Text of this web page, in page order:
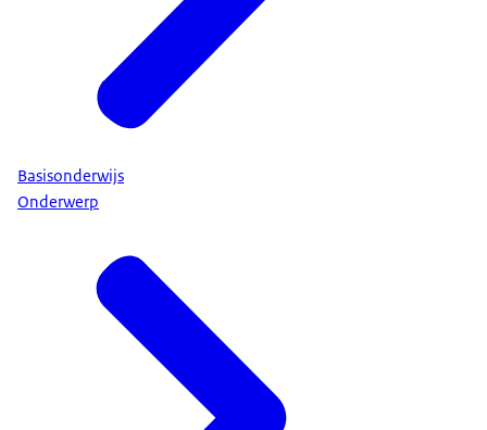
Basisonderwijs
Onderwerp